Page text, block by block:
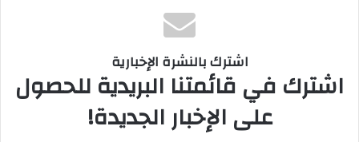
اشترك بالنشرة الإخبارية
اشترك في قائمتنا البريدية للحصول
على الإخبار الجديدة!